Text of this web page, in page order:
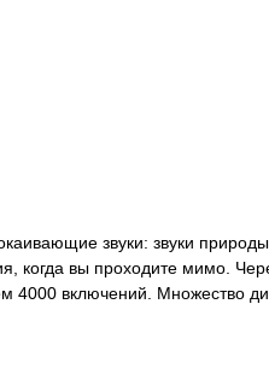
звуки: звуки
когда вы проходите мимо.
4000 включений. Множество